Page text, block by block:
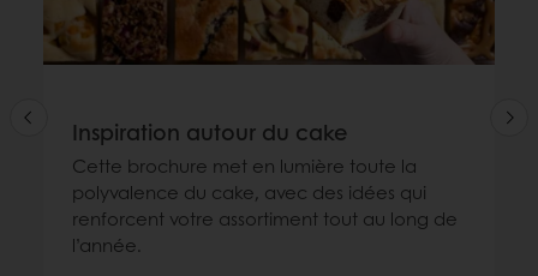
Inspiration autour du cake
Cette brochure met en lumière toute la
polyvalence du cake, avec des idées qui
renforcent votre assortiment tout au long de
l’année.